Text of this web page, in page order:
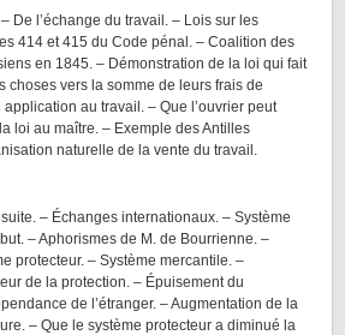
– De l’échange du travail. – Lois sur les
414 et 415 du Code pénal. – Coalition des
en 1845. – Démonstration de la loi qui fait
choses vers la somme de leurs frais de
au travail. – Que l’ouvrier peut
loi au maître. – Exemple des Antilles
naturelle de la vente du travail.
suite. – Échanges internationaux. – Système
– Aphorismes de M. de Bourrienne. –
protecteur. – Système mercantile. –
de la protection. – Épuisement du
de l’étranger. – Augmentation de la
– Que le système protecteur a diminué la